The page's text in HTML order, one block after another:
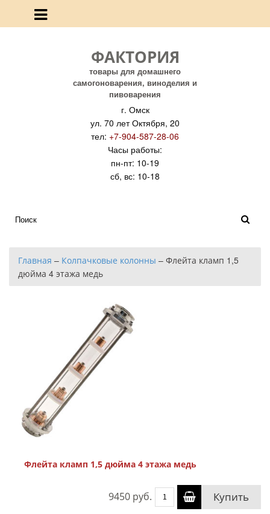
ФАКТОРИЯ
товары для домашнего
самогоноварения, виноделия и
пивоварения
г. Омск
ул. 70 лет Октября, 20
тел: +7-904-587-28-06
Часы работы:
пн-пт: 10-19
сб, вс: 10-18
Главная – Колпачковые колонны – Флейта кламп 1,5
дюйма 4 этажа медь
Флейта кламп 1,5 дюйма 4 этажа медь
9450 руб. Купить